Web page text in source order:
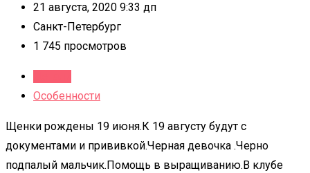
21 августа, 2020 9:33 дп
Санкт-Петербург
1 745 просмотров
Особенности
Щенки рождены 19 июня.К 19 августу будут с
документами и прививкой.Черная девочка .Черно
подпалый мальчик.Помощь в выращиванию.В клубе